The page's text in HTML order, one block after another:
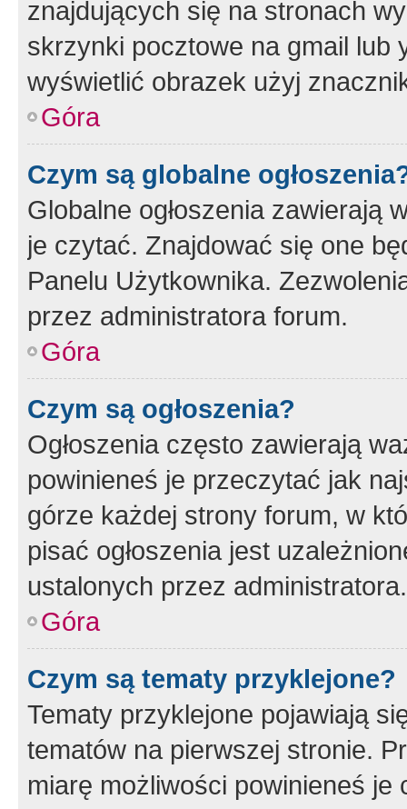
znajdujących się na stronach
skrzynki pocztowe na gmail lub
wyświetlić obrazek użyj
Góra
Czym są globalne
Globalne ogłoszenia zawierają
je czytać. Znajdować się one
Panelu Użytkownika.
przez administratora forum.
Góra
Czym są ogłoszenia?
Ogłoszenia często zawierają
powinieneś je przeczytać jak
górze każdej strony forum, w
pisać ogłoszenia jest
ustalonych przez administratora.
Góra
Czym są tematy przyklejone?
Tematy przyklejone pojawiają
tematów na pierwszej stronie.
miarę możliwości powinieneś je